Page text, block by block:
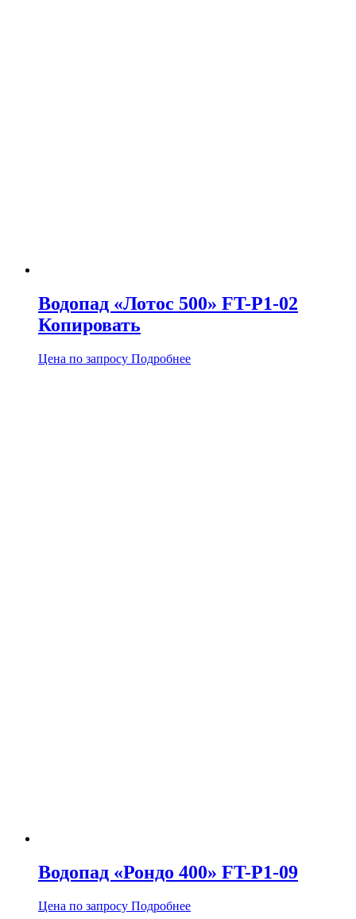
Водопад «Лотос 500» FT-Р1-02
Копировать
Цена по запросу Подробнее
Водопад «Рондо 400» FT-Р1-09
Цена по запросу Подробнее